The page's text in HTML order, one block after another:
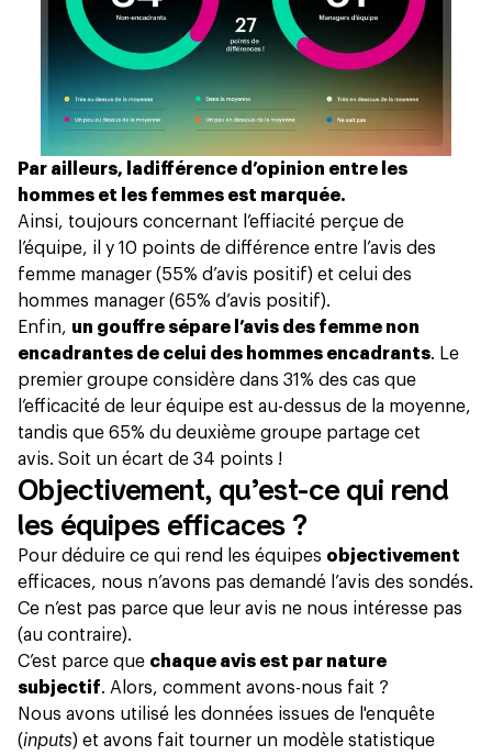
Par ailleurs, ladifférence d’opinion entre les
hommes et les femmes est marquée.
Ainsi, toujours concernant l’effiacité perçue de
l’équipe, il y 10 points de différence entre l’avis des
femme manager (55% d’avis positif) et celui des
hommes manager (65% d’avis positif).
Enfin, un gouffre sépare l’avis des femme non
encadrantes de celui des hommes encadrants. Le
premier groupe considère dans 31% des cas que
l’efficacité de leur équipe est au-dessus de la moyenne,
tandis que 65% du deuxième groupe partage cet
avis. Soit un écart de 34 points !
Objectivement, qu’est-ce qui rend
les équipes efficaces ?
Pour déduire ce qui rend les équipes objectivement
efficaces, nous n’avons pas demandé l’avis des sondés.
Ce n’est pas parce que leur avis ne nous intéresse pas
(au contraire).
C’est parce que chaque avis est par nature
subjectif. Alors, comment avons-nous fait ?
Nous avons utilisé les données issues de l'enquête
(inputs) et avons fait tourner un modèle statistique